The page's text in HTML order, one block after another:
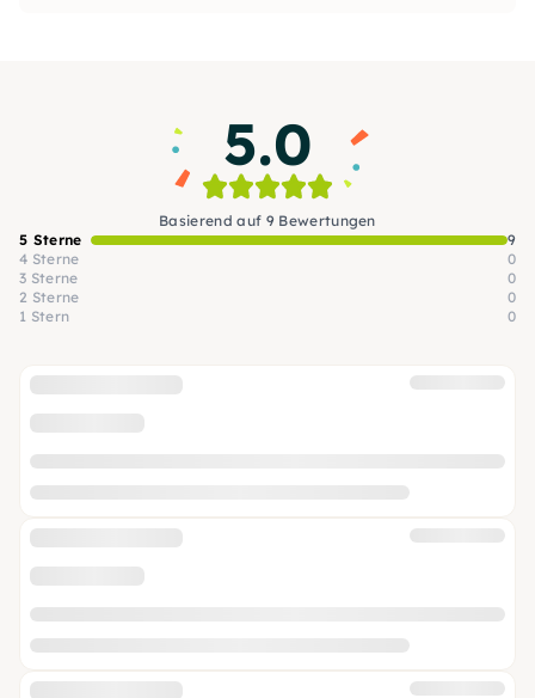
5.0
Basierend auf 9 Bewertungen
5 Sterne
9
4 Sterne
0
3 Sterne
0
2 Sterne
0
1 Stern
0